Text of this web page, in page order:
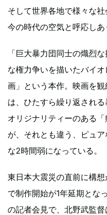
そして世界各地で様々な
今の時代の空気と呼応しあ
「巨大暴力団同士の熾烈
な権力争いを描いたバイ
画」という本作。映画を
は、ひたすら繰り返され
オリジナリティーのある
が、それとも違う、ピュ
な2時間弱になっている。
東日本大震災の直前に構
で制作開始が1年延期とな
の記者会見で、北野武監